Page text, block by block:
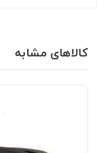
کالاهای مشابه